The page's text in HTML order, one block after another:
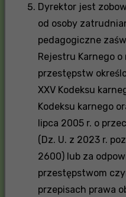
Dyrektor jest
od osoby
pedagogiczne
Rejestru Karnego
przestępstw
XXV Kodeksu
Kodeksu karnego
lipca 2005 r. o
(Dz. U. z 2023 r.
2600) lub za
przestępstwom
przepisach prawa